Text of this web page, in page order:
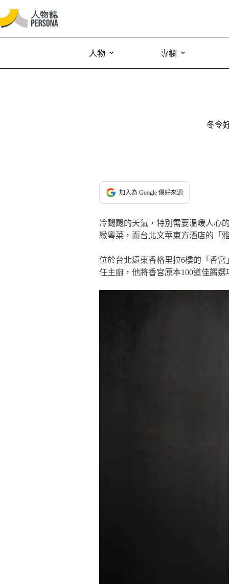
人物 專欄
冬令
加入為 Google 偏好來源
冷颼颼的天氣，特別需要溫暖人心
緻粵菜，而台北文華東方酒店的「
位於台北遠東香格里拉6樓的「香
任主廚，他將香宮原本100道佳餚